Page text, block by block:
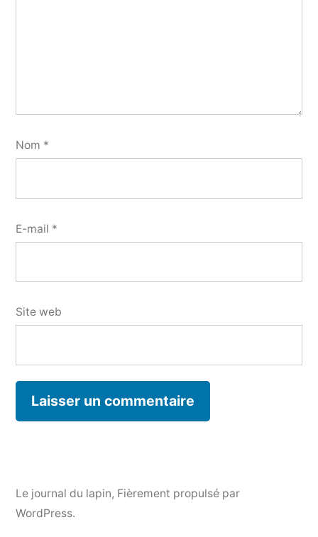
Nom *
E-mail *
Site web
Le journal du lapin, Fièrement propulsé par
WordPress.